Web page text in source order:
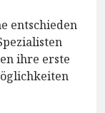
entschieden
ihre erste